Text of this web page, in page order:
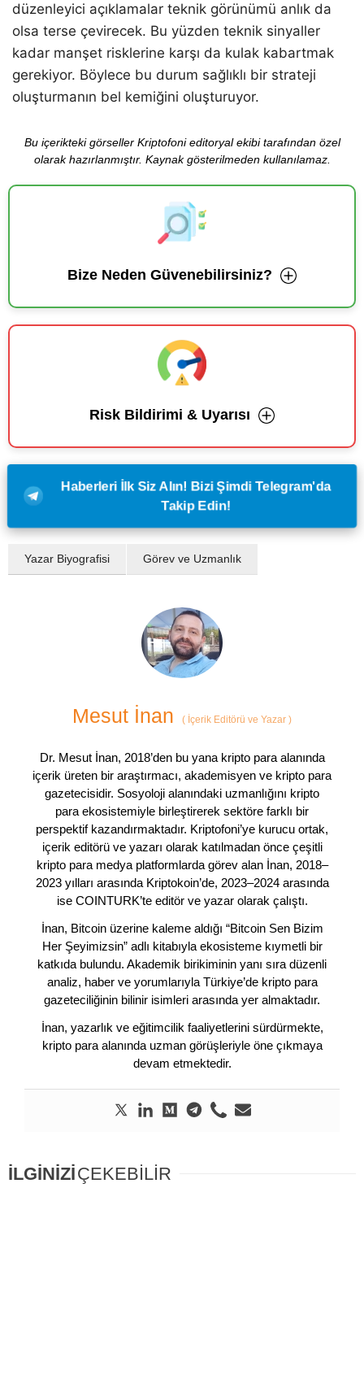
düzenleyici açıklamalar teknik görünümü anlık da
olsa terse çevirecek. Bu yüzden teknik sinyaller
kadar manşet risklerine karşı da kulak kabartmak
gerekiyor. Böylece bu durum sağlıklı bir strateji
oluşturmanın bel kemiğini oluşturuyor.
Bu içerikteki görseller Kriptofoni editoryal ekibi tarafından özel
olarak hazırlanmıştır. Kaynak gösterilmeden kullanılamaz.
Bize Neden Güvenebilirsiniz?
Risk Bildirimi & Uyarısı
Haberleri İlk Siz Alın! Bizi Şimdi Telegram'da
Takip Edin!
Yazar Biyografisi Görev ve Uzmanlık
Mesut İnan ( İçerik Editörü ve Yazar )
Dr. Mesut İnan, 2018’den bu yana kripto para alanında
içerik üreten bir araştırmacı, akademisyen ve kripto para
gazetecisidir. Sosyoloji alanındaki uzmanlığını kripto
para ekosistemiyle birleştirerek sektöre farklı bir
perspektif kazandırmaktadır. Kriptofoni’ye kurucu ortak,
içerik editörü ve yazarı olarak katılmadan önce çeşitli
kripto para medya platformlarda görev alan İnan, 2018–
2023 yılları arasında Kriptokoin’de, 2023–2024 arasında
ise COINTURK’te editör ve yazar olarak çalıştı.
İnan, Bitcoin üzerine kaleme aldığı “Bitcoin Sen Bizim
Her Şeyimizsin” adlı kitabıyla ekosisteme kıymetli bir
katkıda bulundu. Akademik birikiminin yanı sıra düzenli
analiz, haber ve yorumlarıyla Türkiye’de kripto para
gazeteciliğinin bilinir isimleri arasında yer almaktadır.
İnan, yazarlık ve eğitimcilik faaliyetlerini sürdürmekte,
kripto para alanında uzman görüşleriyle öne çıkmaya
devam etmektedir.
İLGİNİZİÇEKEBİLİR